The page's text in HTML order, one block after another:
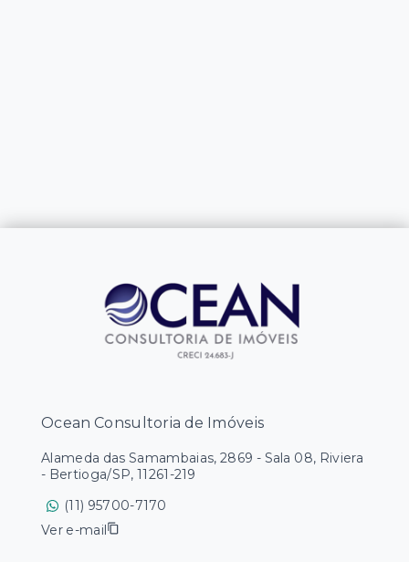
Ocean Consultoria de Imóveis
Alameda das Samambaias, 2869 - Sala 08, Riviera
- Bertioga/SP, 11261-219
(11) 95700-7170
Ver e-mail